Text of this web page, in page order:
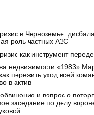
в Черноземье:
роль частных АЗС
как инструмент
недвижимости «1983»
пережить уход всей
в актив
и вопрос о
заседание по делу